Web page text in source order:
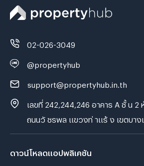
02-026-3049
@propertyhub
support@propertyhub.in.th
เลขที่ 242,244,246 อาคาร A ชั้ น 2
ถนนวั ชรพล แขวงท่ าแร้ ง เขตบาง
ดาวน์โหลดแอปพลิเคชัน